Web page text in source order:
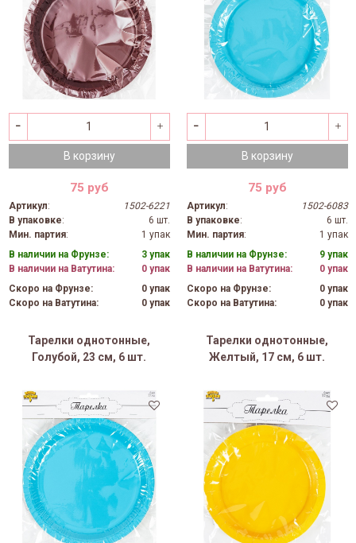
В корзину
75 руб
Артикул:
1502-6221
В упаковке:
6 шт.
Мин. партия:
1 упак
В наличии на Фрунзе:
3 упак
В наличии на Ватутина:
0 упак
Скоро на Фрунзе:
0 упак
Скоро на Ватутина:
0 упак
В корзину
75 руб
Артикул:
1502-6083
В упаковке:
6 шт.
Мин. партия:
1 упак
В наличии на Фрунзе:
9 упак
В наличии на Ватутина:
0 упак
Скоро на Фрунзе:
0 упак
Скоро на Ватутина:
0 упак
Тарелки однотонные,
Голубой, 23 см, 6 шт.
Тарелки однотонные,
Желтый, 17 см, 6 шт.